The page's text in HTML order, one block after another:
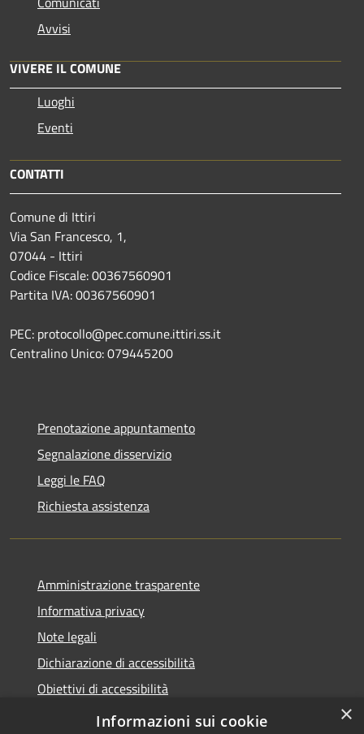
Avvisi
VIVERE IL COMUNE
Luoghi
Eventi
CONTATTI
Comune di Ittiri
Via San Francesco, 1,
07044 - Ittiri
Codice Fiscale: 00367560901
Partita IVA: 00367560901
PEC: protocollo@pec.comune.ittiri.ss.it
Centralino Unico: 079445200
Prenotazione appuntamento
Segnalazione disservizio
Leggi le FAQ
Richiesta assistenza
Amministrazione trasparente
Informativa privacy
Note legali
Dichiarazione di accessibilità
Obiettivi di accessibilità
Storico Deliberazioni
×
Informazioni sui cookie